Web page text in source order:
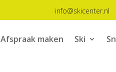
info@skicenter.nl
Afspraak maken Ski